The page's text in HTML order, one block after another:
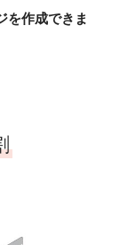
を作成できま